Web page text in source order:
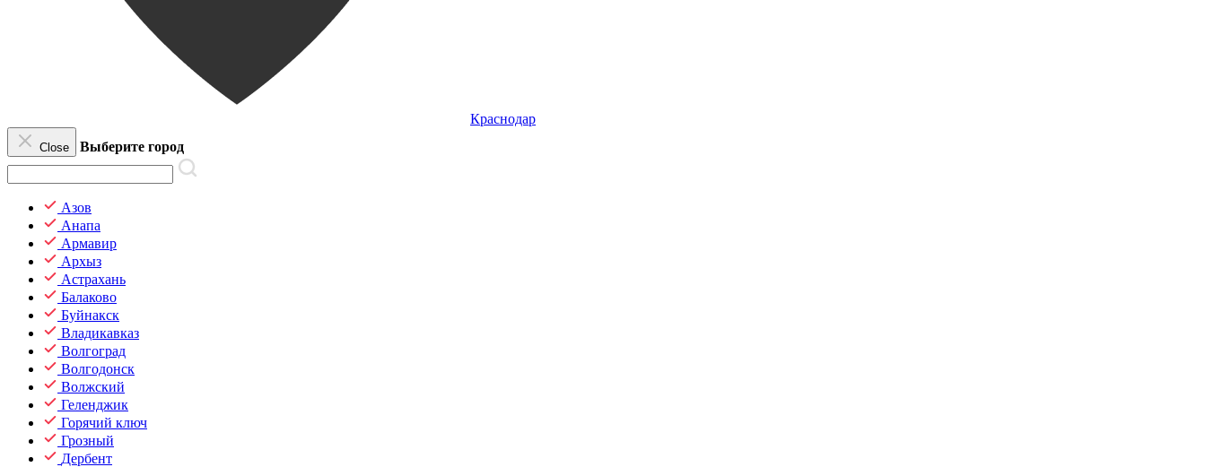
Краснодар
Close Выберите город
Азов
Анапа
Армавир
Архыз
Астрахань
Балаково
Буйнакск
Владикавказ
Волгоград
Волгодонск
Волжский
Геленджик
Горячий ключ
Грозный
Дербент